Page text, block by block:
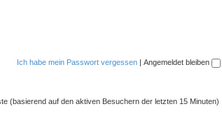
Ich habe mein Passwort vergessen | Angemeldet bleiben
(basierend auf den aktiven Besuchern der letzten 15 Minuten)